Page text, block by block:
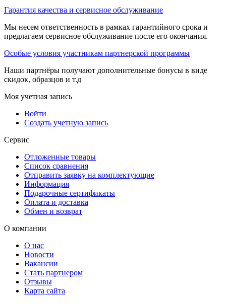
Гарантия качества и сервисное обслуживание
Мы несем ответственность в рамках гарантийного срока и
предлагаем сервисное обслуживание после его окончания.
Особые условия участникам партнерской программы
Наши партнёры получают дополнительные бонусы в виде
скидок, образцов и т.д
Моя учетная запись
Войти
Создать учетную запись
Сервис
Отложенные товары
Список сравнения
Отправить заявку на комплектующие
Информация
Подарочные сертификаты
Оплата и доставка
Обмен и возврат
О компании
О нас
Новости
Вакансии
Стать партнером
Отзывы
Карта сайта